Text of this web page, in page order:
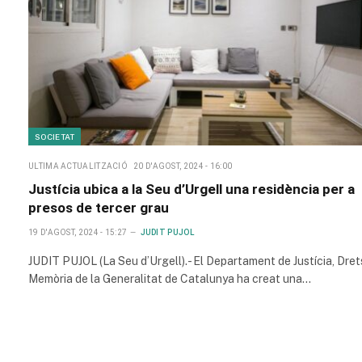
SOCIETAT
ULTIMA ACTUALITZACIÓ 20 D'AGOST, 2024 - 16:00
Justícia ubica a la Seu d’Urgell una residència per a
presos de tercer grau
19 D'AGOST, 2024 - 15:27 JUDIT PUJOL
JUDIT PUJOL (La Seu d’Urgell).- El Departament de Justícia,
Memòria de la Generalitat de Catalunya ha creat una…